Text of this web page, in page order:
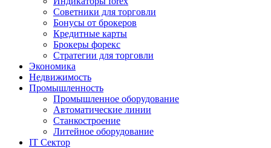
Советники для торговли
Бонусы от брокеров
Кредитные карты
Брокеры форекс
Стратегии для торговли
Экономика
Недвижимость
Промышленность
Промышленное оборудование
Автоматические линии
Станкостроение
Литейное оборудование
IT Сектор